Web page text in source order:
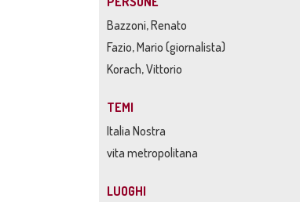
Bazzoni, Renato
Fazio, Mario (giornalista)
Korach, Vittorio
TEMI
Italia Nostra
vita metropolitana
LUOGHI